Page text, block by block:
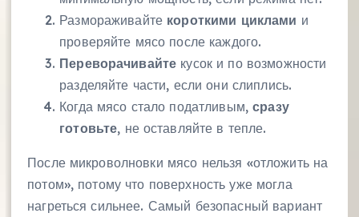
Размораживайте короткими циклами и
проверяйте мясо после каждого.
Переворачивайте кусок и по возможности
разделяйте части, если они слиплись.
Когда мясо стало податливым,сразу
готовьте, не оставляйте в тепле.
После микроволновки мясо нельзя «отложить на
потом», потому что поверхность уже могла
нагреться сильнее. Самый безопасный вариант